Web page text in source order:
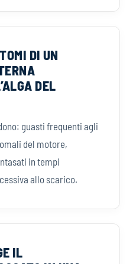
DI UN
DEL
guasti frequenti agli
del motore,
in tempi
allo scarico.
IL